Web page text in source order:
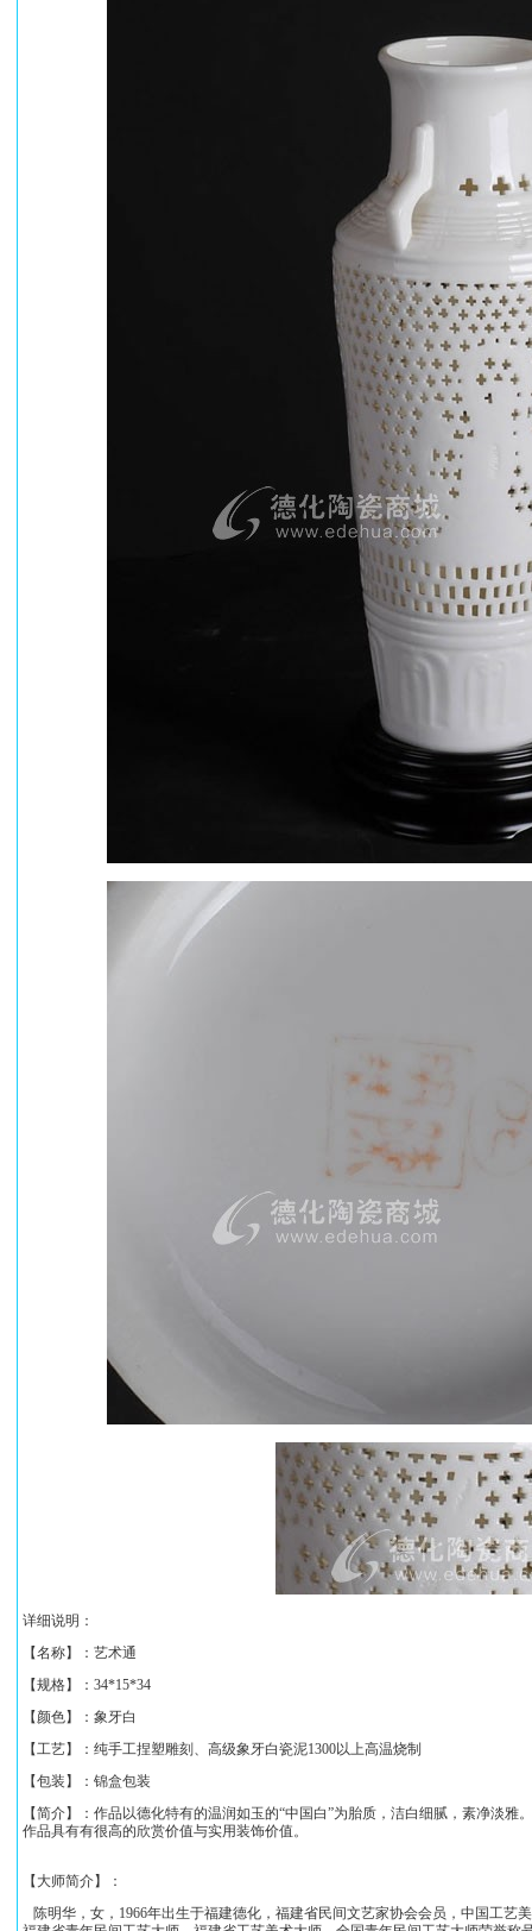
详细说明：
【名称】： 艺术通
【规格】： 34*15*34
【颜色】：象牙白
【工艺】：纯手工捏塑雕刻、高级象牙白瓷泥1300以上高温烧制
【包装】：锦盒包装
【简介】：作品以德化特有的温润如玉的“中国白”为胎质，洁白细腻，素净淡
作品具有有很高的欣赏价值与实用装饰价值。
【大师简介】：
陈明华，女，1966年出生于福建德化，福建省民间文艺家协会会员，中国工艺